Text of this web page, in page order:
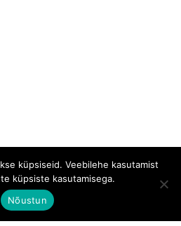
küpsiseid. Veebilehe kasutamist
küpsiste kasutamisega.
Nõustun